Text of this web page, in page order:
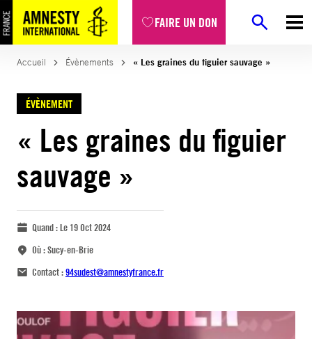
FAIRE UN DON
Accueil Évènements « Les graines du figuier sauvage »
ÉVÈNEMENT
« Les graines du figuier
sauvage »
Quand :Le 19 Oct 2024
Où :Sucy-en-Brie
Contact :94sudest@amnestyfrance.fr